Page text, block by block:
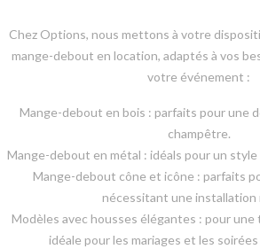
Chez Options, nous mettons à votre
mange-debout en location, adaptés à vos
votre événement :
Mange-debout en bois : parfaits pour une
champêtre.
Mange-debout en métal : idéals pour un
Mange-debout cône et icône : parfaits
nécessitant une installation
Modèles avec housses élégantes : pour
idéale pour les mariages et les